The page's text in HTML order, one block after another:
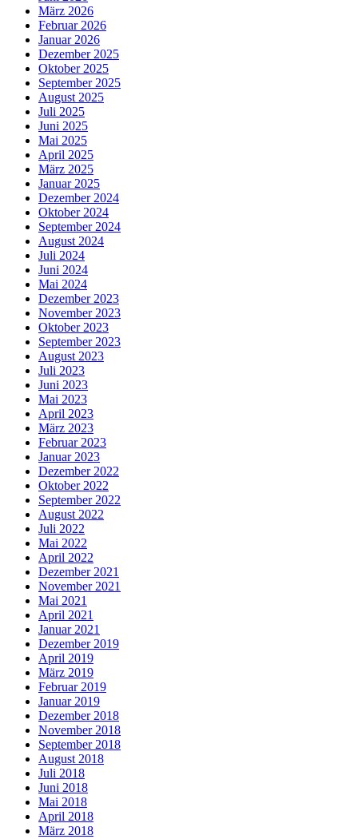
März 2026
Februar 2026
Januar 2026
Dezember 2025
Oktober 2025
September 2025
August 2025
Juli 2025
Juni 2025
Mai 2025
April 2025
März 2025
Januar 2025
Dezember 2024
Oktober 2024
September 2024
August 2024
Juli 2024
Juni 2024
Mai 2024
Dezember 2023
November 2023
Oktober 2023
September 2023
August 2023
Juli 2023
Juni 2023
Mai 2023
April 2023
März 2023
Februar 2023
Januar 2023
Dezember 2022
Oktober 2022
September 2022
August 2022
Juli 2022
Mai 2022
April 2022
Dezember 2021
November 2021
Mai 2021
April 2021
Januar 2021
Dezember 2019
April 2019
März 2019
Februar 2019
Januar 2019
Dezember 2018
November 2018
September 2018
August 2018
Juli 2018
Juni 2018
Mai 2018
April 2018
März 2018